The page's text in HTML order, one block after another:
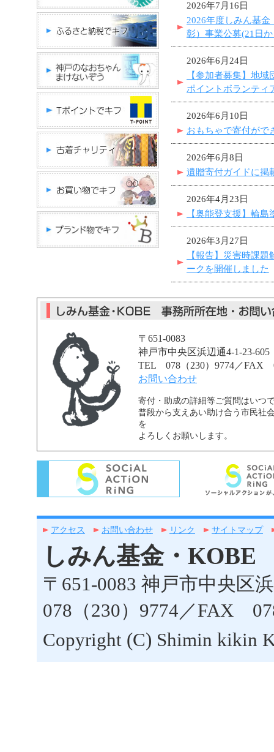
2026年7月16日
2026年度しみん基
彰）事業公募(21日
2026年6月24日
【参加者募集】地
ポイントボランティ
2026年6月10日
おもちゃで寄付がで
2026年6月8日
遺贈寄付ガイドに掲
2026年4月23日
【奥能登支援】輪
2026年3月27日
【報告】災害時課
ークを開催しました
〒651-0083
神戸市中央区浜辺通4-1-23-605
TEL 078（230）9774／FAX
お問い合わせ
寄付・助成の詳細等ご質問はいつ
普段から支えあい助け合う市民社
を
よろしくお願いします。
アクセス お問い合わせ リンク サイトマップ
しみん基金・KOBE
〒651-0083 神戸市中央区
078（230）9774／FAX
Copyright (C) Shimin kikin